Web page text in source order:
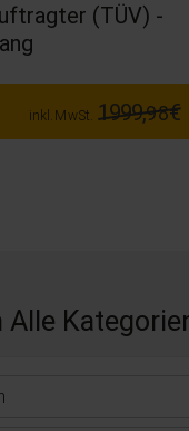
(TÜV) -
inkl. MwSt. 1999,98€
Alle